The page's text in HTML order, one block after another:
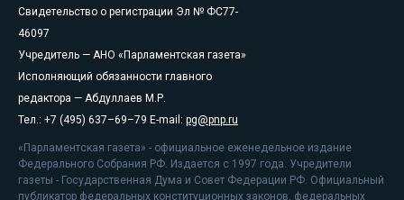
Свидетельство о регистрации Эл № ФС77-
46097
Учредитель — АНО «Парламентская газета»
Исполняющий обязанности главного
редактора — Абдуллаев М.Р.
Тел.: +7 (495) 637–69–79 E-mail: pg@pnp.ru
«Парламентская газета» - официальное еженедельное издание
Федерального Собрания РФ. Издается с 1997 года. Учредители
газеты - Государственная Дума и Совет Федерации РФ. Официальный
публикатор федеральных конституционных законов, федеральных